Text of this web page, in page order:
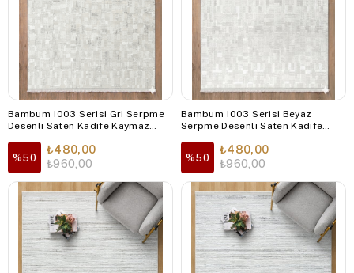
Bambum 1003 Serisi Gri Serpme
Desenli Saten Kadife Kaymaz
%50
₺480,00
₺960,00
Bambum 1003 Serisi Beyaz
Serpme Desenli Saten Kadife
Koridor Halısı
%50
₺480,00
₺960,00